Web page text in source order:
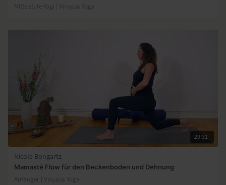
Mittelstufe-Yogi | Vinyasa Yoga
29:31
Nicole Bongartz
Mamasté Flow für den Beckenboden und Dehnung
Anfänger | Vinyasa Yoga